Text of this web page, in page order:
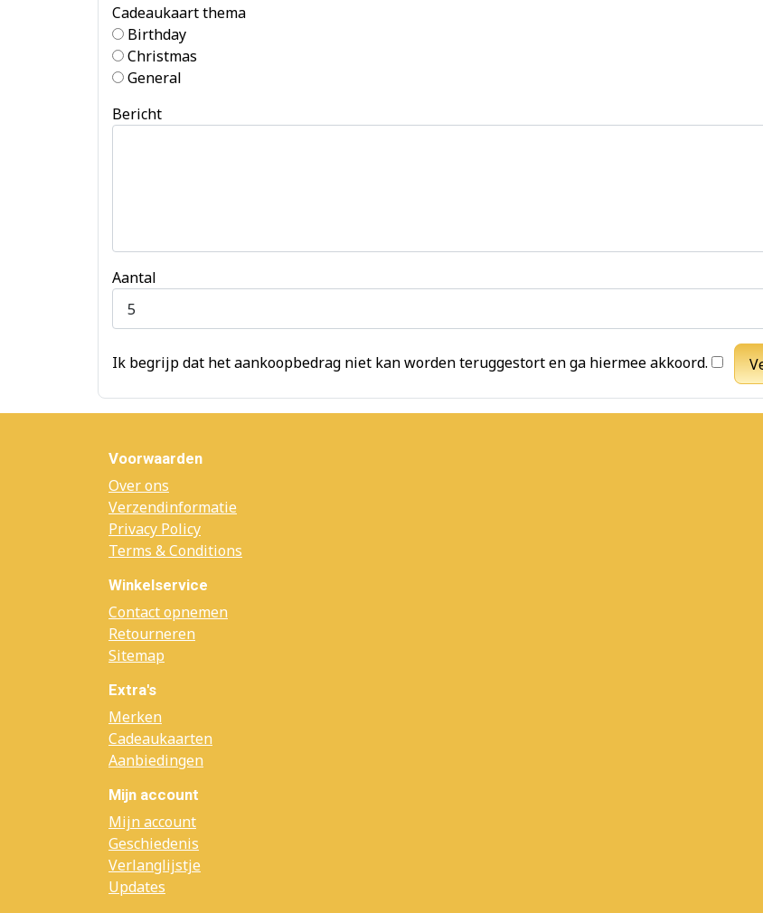
Cadeaukaart thema
Birthday
Christmas
General
Bericht
Aantal
Ik begrijp dat het aankoopbedrag niet kan worden teruggestort en ga hiermee akkoord.
Voorwaarden
Over ons
Verzendinformatie
Privacy Policy
Terms & Conditions
Winkelservice
Contact opnemen
Retourneren
Sitemap
Extra's
Merken
Cadeaukaarten
Aanbiedingen
Mijn account
Mijn account
Geschiedenis
Verlanglijstje
Updates